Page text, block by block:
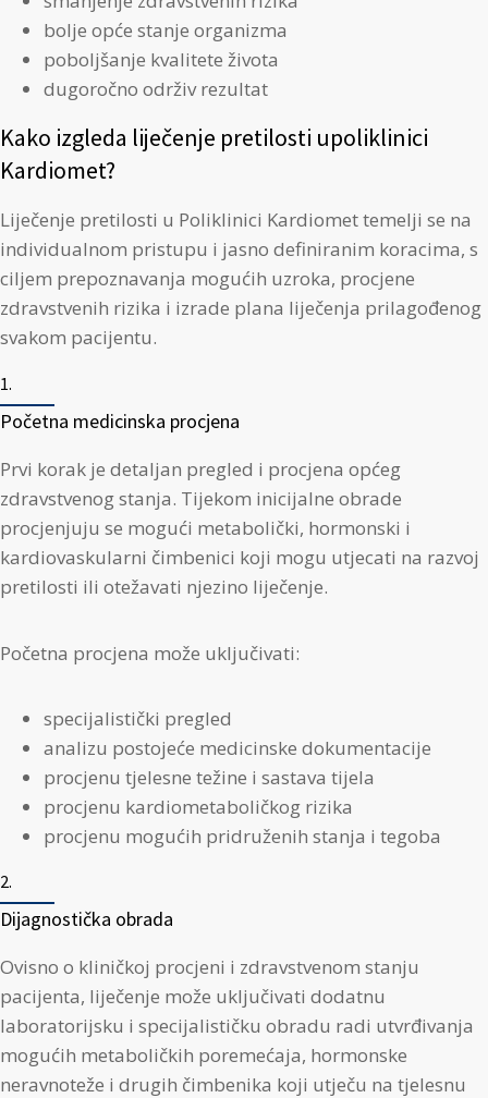
bolje opće stanje organizma
poboljšanje kvalitete života
dugoročno održiv rezultat
Kako izgleda liječenje pretilosti upoliklinici
Kardiomet?
Liječenje pretilosti u Poliklinici Kardiomet temelji se na
individualnom pristupu i jasno definiranim koracima, s
ciljem prepoznavanja mogućih uzroka, procjene
zdravstvenih rizika i izrade plana liječenja prilagođenog
svakom pacijentu.
1.
Početna medicinska procjena
Prvi korak je detaljan pregled i procjena općeg
zdravstvenog stanja. Tijekom inicijalne obrade
procjenjuju se mogući metabolički, hormonski i
kardiovaskularni čimbenici koji mogu utjecati na razvoj
pretilosti ili otežavati njezino liječenje.
Početna procjena može uključivati:
specijalistički pregled
analizu postojeće medicinske dokumentacije
procjenu tjelesne težine i sastava tijela
procjenu kardiometaboličkog rizika
procjenu mogućih pridruženih stanja i tegoba
2.
Dijagnostička obrada
Ovisno o kliničkoj procjeni i zdravstvenom stanju
pacijenta, liječenje može uključivati dodatnu
laboratorijsku i specijalističku obradu radi utvrđivanja
mogućih metaboličkih poremećaja, hormonske
neravnoteže i drugih čimbenika koji utječu na tjelesnu